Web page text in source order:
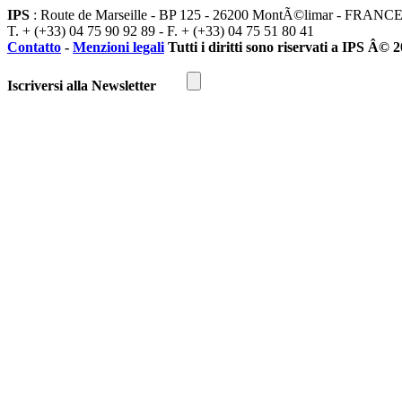
IPS : Route de Marseille - BP 125 - 26200 MontÃ©limar - FRANCE
T. + (+33) 04 75 90 92 89 - F. + (+33) 04 75 51 80 41
Contatto - Menzioni legali Tutti i diritti sono riservati a IPS Â©
Iscriversi alla Newsletter